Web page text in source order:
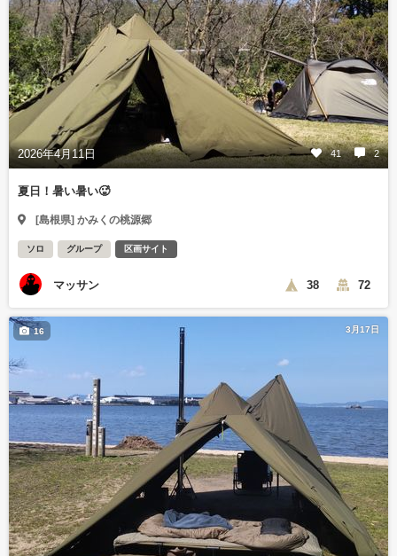
2026年4月11日 41 2
夏日！暑い暑い🥵
[島根県] かみくの桃源郷
ソロ グループ 区画サイト
マッサン 38 72
3月17日
16